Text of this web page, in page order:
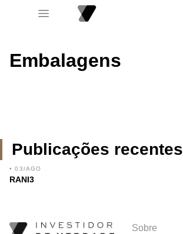
Embalagens
Publicações recentes
• 03/AGO
RANI3
Sobre